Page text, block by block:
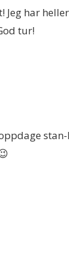
har
tur!